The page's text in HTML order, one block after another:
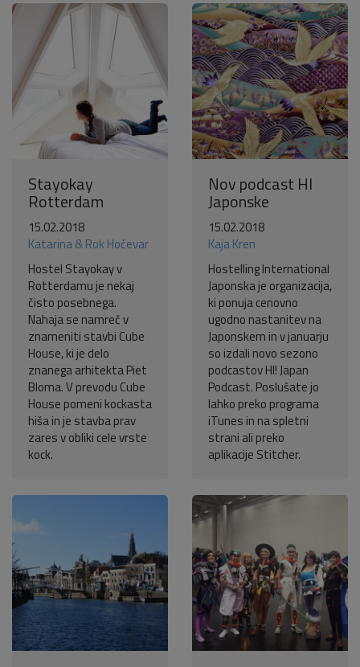
Stayokay
Rotterdam
15.02.2018
Katarina & Rok Hočevar
Hostel Stayokay v
Rotterdamu je nekaj
čisto posebnega.
Nahaja se namreč v
znameniti stavbi Cube
House, ki je delo
znanega arhitekta Piet
Bloma. V prevodu Cube
House pomeni kockasta
hiša in je stavba prav
zares v obliki cele vrste
kock.
Nov podcast HI
Japonske
15.02.2018
Kaja Kren
Hostelling International
Japonska je organizacija,
ki ponuja cenovno
ugodno nastanitev na
Japonskem in v januarju
so izdali novo sezono
podcastov HI! Japan
Podcast. Poslušate jo
lahko preko programa
iTunes in na spletni
strani ali preko
aplikacije Stitcher.